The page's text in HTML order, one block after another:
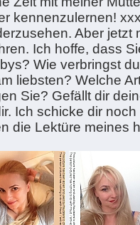
kennenzulernen!
Aber jetzt
Ich hoffe, dass
Wie verbringst
liebsten? Welche
Sie? Gefällt dir
Ich schicke dir
die Lektüre meines